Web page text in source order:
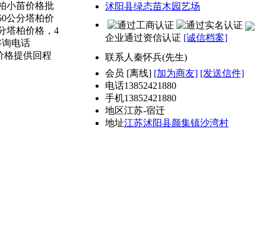
小苗价格批
公分塔柏价
塔柏价格，4
询电话
格提供回程
沭阳县绿态苗木园艺场
企业通过资信认证 [诚信档案]
联系人 秦怀兵(先生)
会员 [离线] [加为商友] [发送信件]
电话13852421880
手机13852421880
地区江苏-宿迁
地址江苏沭阳县颜集镇沙湾村